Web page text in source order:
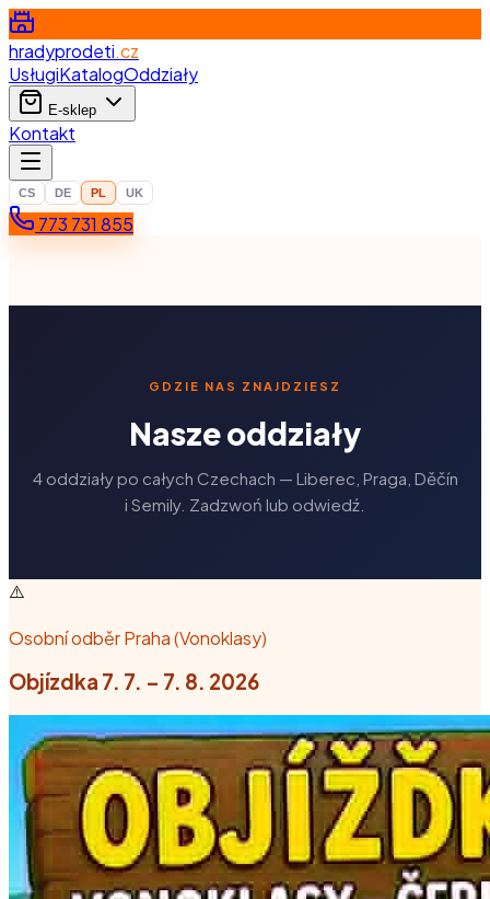
hradyprodeti.cz
UsługiKatalogOddziały
E-sklep
Kontakt
CS DE PL UK
773 731 855
GDZIE NAS ZNAJDZIESZ
Nasze oddziały
4 oddziały po całych Czechach — Liberec, Praga, Děčín
i Semily. Zadzwoń lub odwiedź.
⚠️
Osobní odběr Praha (Vonoklasy)
Objízdka 7. 7. – 7. 8. 2026